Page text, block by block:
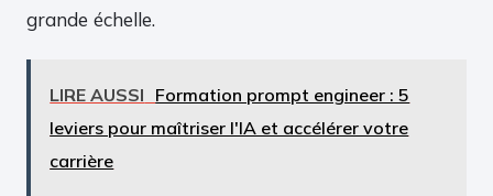
grande échelle.
LIRE AUSSI Formation prompt engineer : 5
leviers pour maîtriser l'IA et accélérer votre
carrière